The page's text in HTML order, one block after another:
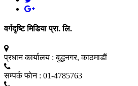
वर्गदृष्टि मिडिया प्रा. लि.
प्रधान कार्यालय : बुद्धनगर, काठमाडाैं
सम्पर्क फाेन : 01-4785763